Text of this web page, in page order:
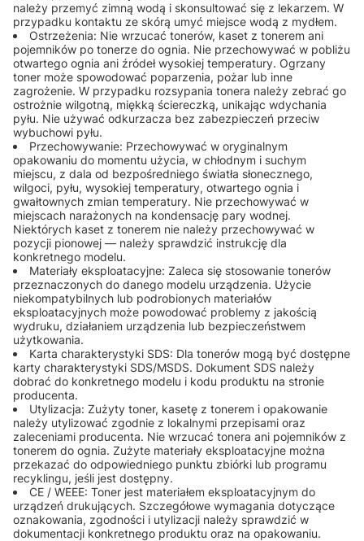
należy przemyć zimną wodą i skonsultować się z lekarzem. W
przypadku kontaktu ze skórą umyć miejsce wodą z mydłem.
Ostrzeżenia: Nie wrzucać tonerów, kaset z tonerem ani
pojemników po tonerze do ognia. Nie przechowywać w pobliżu
otwartego ognia ani źródeł wysokiej temperatury. Ogrzany
toner może spowodować poparzenia, pożar lub inne
zagrożenie. W przypadku rozsypania tonera należy zebrać go
ostrożnie wilgotną, miękką ściereczką, unikając wdychania
pyłu. Nie używać odkurzacza bez zabezpieczeń przeciw
wybuchowi pyłu.
Przechowywanie: Przechowywać w oryginalnym
opakowaniu do momentu użycia, w chłodnym i suchym
miejscu, z dala od bezpośredniego światła słonecznego,
wilgoci, pyłu, wysokiej temperatury, otwartego ognia i
gwałtownych zmian temperatury. Nie przechowywać w
miejscach narażonych na kondensację pary wodnej.
Niektórych kaset z tonerem nie należy przechowywać w
pozycji pionowej — należy sprawdzić instrukcję dla
konkretnego modelu.
Materiały eksploatacyjne: Zaleca się stosowanie tonerów
przeznaczonych do danego modelu urządzenia. Użycie
niekompatybilnych lub podrobionych materiałów
eksploatacyjnych może powodować problemy z jakością
wydruku, działaniem urządzenia lub bezpieczeństwem
użytkowania.
Karta charakterystyki SDS: Dla tonerów mogą być dostępne
karty charakterystyki SDS/MSDS. Dokument SDS należy
dobrać do konkretnego modelu i kodu produktu na stronie
producenta.
Utylizacja: Zużyty toner, kasetę z tonerem i opakowanie
należy utylizować zgodnie z lokalnymi przepisami oraz
zaleceniami producenta. Nie wrzucać tonera ani pojemników z
tonerem do ognia. Zużyte materiały eksploatacyjne można
przekazać do odpowiedniego punktu zbiórki lub programu
recyklingu, jeśli jest dostępny.
CE / WEEE: Toner jest materiałem eksploatacyjnym do
urządzeń drukujących. Szczegółowe wymagania dotyczące
oznakowania, zgodności i utylizacji należy sprawdzić w
dokumentacji konkretnego produktu oraz na opakowaniu.